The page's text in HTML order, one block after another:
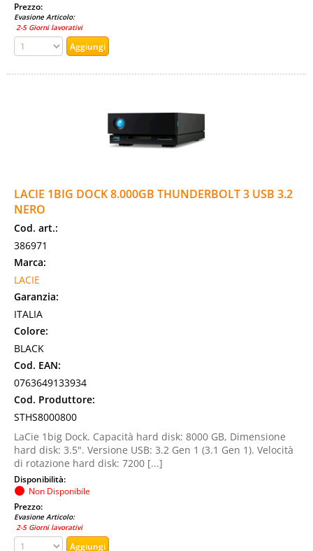
Prezzo:
Evasione Articolo:
2-5 Giorni lavorativi
LACIE 1BIG DOCK 8.000GB THUNDERBOLT 3 USB 3.2
NERO
Cod. art.:
386971
Marca:
LACIE
Garanzia:
ITALIA
Colore:
BLACK
Cod. EAN:
0763649133934
Cod. Produttore:
STHS8000800
LaCie 1big Dock. Capacità hard disk: 8000 GB, Dimensione
hard disk: 3.5". Versione USB: 3.2 Gen 1 (3.1 Gen 1). Velocità
di rotazione hard disk: 7200 [...]
Disponibilità:
Non Disponibile
Prezzo:
Evasione Articolo:
2-5 Giorni lavorativi